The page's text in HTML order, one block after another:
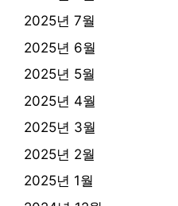
2025년 7월
2025년 6월
2025년 5월
2025년 4월
2025년 3월
2025년 2월
2025년 1월